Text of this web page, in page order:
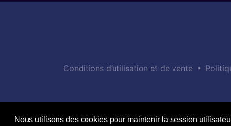
Nous utilisons des cookies pour maintenir la session
Conditions d’utilisation et de vente •